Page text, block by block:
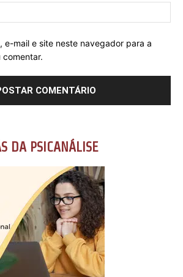
e-mail e site neste navegador para a
DA PSICANÁLISE